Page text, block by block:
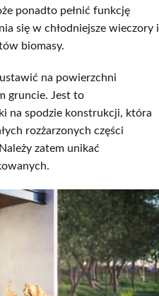
ponadto pełnić funkcję
się w chłodniejsze wieczory i
biomasy.
na powierzchni
gruncie. Jest to
na spodzie konstrukcji, która
rozżarzonych części
zatem unikać